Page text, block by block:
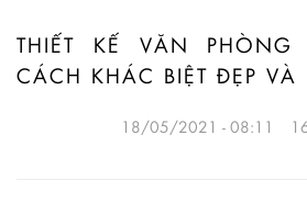
THIẾT KẾ VĂN PHÒNG
CÁCH KHÁC BIỆT ĐẸP VÀ
18/05/2021 - 08:11